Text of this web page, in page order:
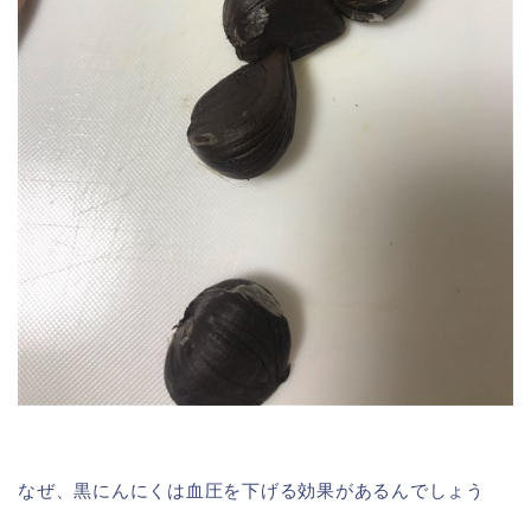
なぜ、黒にんにくは血圧を下げる効果があるんでしょう